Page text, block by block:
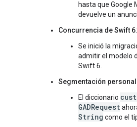
hasta que Google
devuelve un
Concurrencia de Swift 6:
Se inició la
admitir el modelo
Swift 6.
Segmentación
El diccionario
GADRequest
String como el